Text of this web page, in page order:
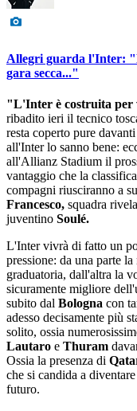
Allegri guarda l'Inter:
gara secca..."
"L'Inter è costruita per
ribadito ieri il tecnico
resta coperto pure
all'Inter lo sanno bene:
all'Allianz Stadium il
vantaggio che la
compagni riusciranno a
Francesco, squadra
juventino Soulé.
L'Inter vivrà di fatto un
pressione: da una parte
graduatoria, dall'altra la
sicuramente migliore
subito dal Bologna con
adesso decisamente più
solito, ossia
Lautaro e Thuram
Ossia la presenza di
che si candida a
futuro.